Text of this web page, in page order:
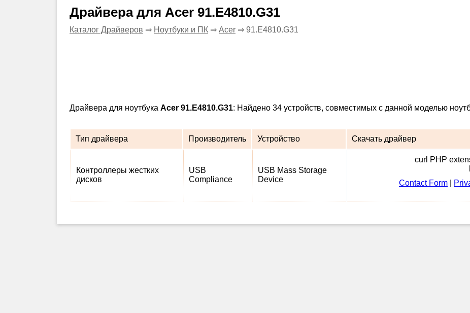
Драйвера для Acer 91.E4810.G31
Каталог Драйверов ⇒ Ноутбуки и ПК ⇒ Acer ⇒ 91.E4810.G31
Драйвера для ноутбука Acer 91.E4810.G31: Найдено 34 устройств, совместимых с данной моделью
Тип драйвера Производитель Устройство Скачать драйвер
Контроллеры жестких
дисков
USB
Compliance
USB Mass Storage
Device
curl PHP
Contact Form